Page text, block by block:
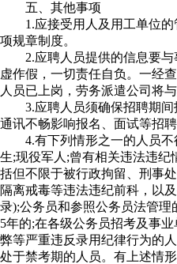
五、其他事项
1.应接受用人及用工单位的
项规章制度。
2.应聘人员提供的信息要与
虚作假，一切责任自负。一经
人员已上岗，劳务派遣公司将
3.应聘人员须确保招聘期间
通讯不畅影响报名、面试等招
4.有下列情形之一的人员不
生;现役军人;曾有相关违法违
括但不限于被行政拘留、刑事
隔离戒毒等违法违纪前科，以
录);公务员和参照公务员法管
5年的;在各级公务员招考及事
弊等严重违反录用纪律行为的
处于禁考期的人员。有上述情